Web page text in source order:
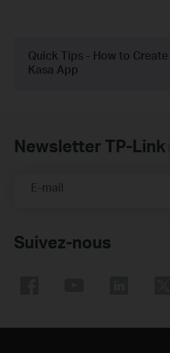
Quick Tips - How to
Kasa App
Newsletter TP-Link
E-mail
Suivez-nous